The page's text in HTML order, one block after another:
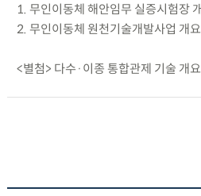
1. 무인이동체 해안임무 실증시험장
2. 무인이동체 원천기술개발사업 개요
<별첨> 다수·이종 통합관제 기술 개요